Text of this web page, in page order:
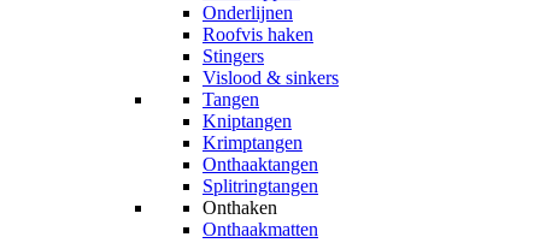
Onderlijnen
Roofvis haken
Stingers
Vislood & sinkers
Tangen
Kniptangen
Krimptangen
Onthaaktangen
Splitringtangen
Onthaken
Onthaakmatten